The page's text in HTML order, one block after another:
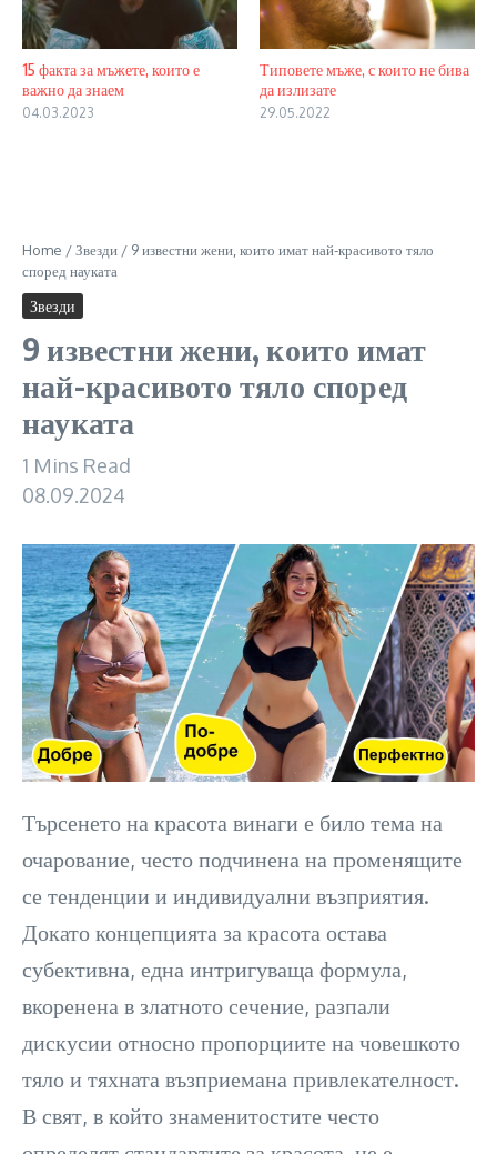
15 факта за мъжете, които е
важно да знаем
04.03.2023
Типовете мъже, с които не бива
да излизате
29.05.2022
Home /Звезди / 9 известни жени, които имат най-красивото тяло
според науката
Звезди
9 известни жени, които имат
най-красивото тяло според
науката
1 Mins Read
08.09.2024
Търсенето на красота винаги е било тема на
очарование, често подчинена на променящите
се тенденции и индивидуални възприятия.
Докато концепцията за красота остава
субективна, една интригуваща формула,
вкоренена в златното сечение, разпали
дискусии относно пропорциите на човешкото
тяло и тяхната възприемана привлекателност.
В свят, в който знаменитостите често